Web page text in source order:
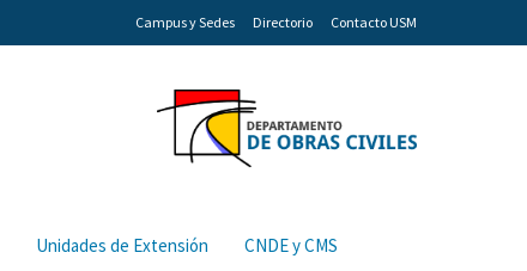
Campus y Sedes Directorio Contacto USM
Unidades de Extensión CNDE y CMS